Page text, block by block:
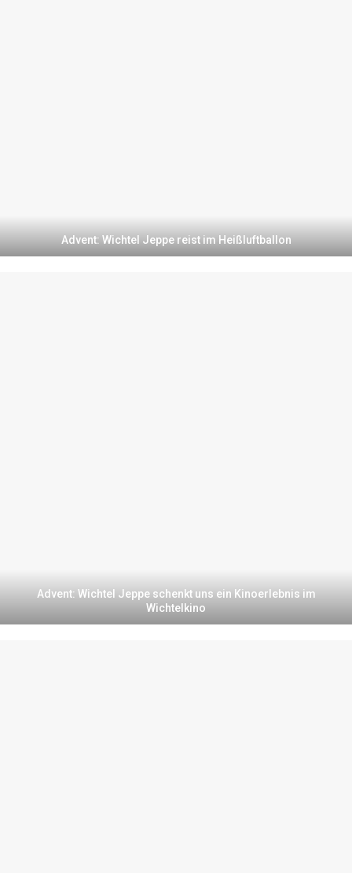
Advent: Wichtel Jeppe reist im Heißluftballon
Advent: Wichtel Jeppe schenkt uns ein Kinoerlebnis im
Wichtelkino